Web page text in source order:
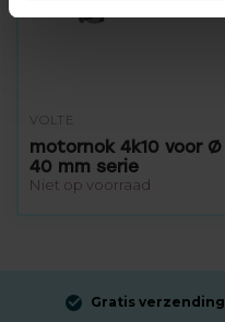
VOLTE
motornok 4k10 voor Ø
40 mm serie
Niet op voorraad
Gratis verzending